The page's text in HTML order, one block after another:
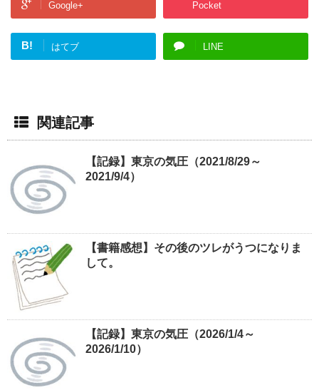
Google+ Pocket
B! はてブ LINE
関連記事
【記録】東京の気圧（2021/8/29～
2021/9/4）
【書籍感想】その後のツレがうつになりま
して。
【記録】東京の気圧（2026/1/4～
2026/1/10）